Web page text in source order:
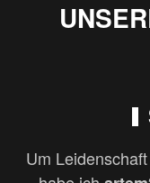
Um